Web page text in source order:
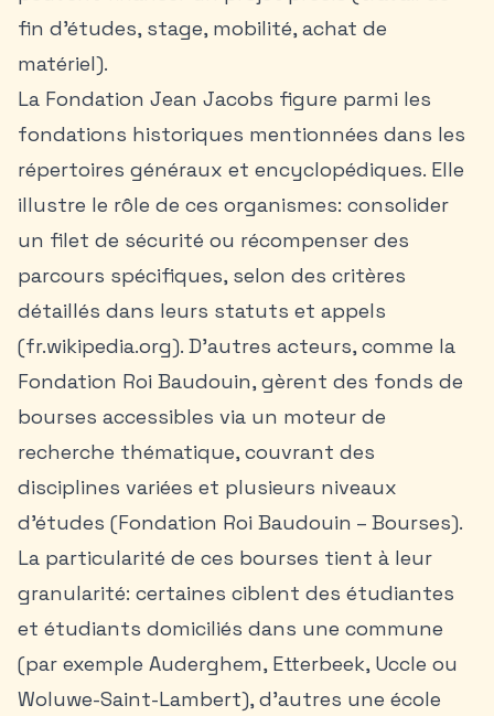
fin d’études, stage, mobilité, achat de
matériel).
La Fondation Jean Jacobs figure parmi les
fondations historiques mentionnées dans les
répertoires généraux et encyclopédiques. Elle
illustre le rôle de ces organismes: consolider
un filet de sécurité ou récompenser des
parcours spécifiques, selon des critères
détaillés dans leurs statuts et appels
(fr.wikipedia.org). D’autres acteurs, comme la
Fondation Roi Baudouin, gèrent des fonds de
bourses accessibles via un moteur de
recherche thématique, couvrant des
disciplines variées et plusieurs niveaux
d’études (Fondation Roi Baudouin – Bourses).
La particularité de ces bourses tient à leur
granularité: certaines ciblent des étudiantes
et étudiants domiciliés dans une commune
(par exemple Auderghem, Etterbeek, Uccle ou
Woluwe-Saint-Lambert), d’autres une école